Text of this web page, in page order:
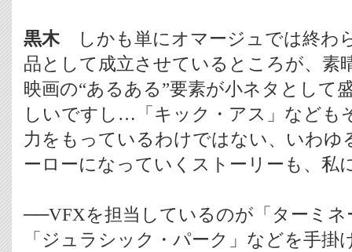
黒木しかも単にオマージュでは終わ
品として成立させているところが、素
映画の“あるある”要素が小ネタとして
しいですし…「キック・アス」なども
力をもっているわけではない、いわゆ
ーローになっていくストーリーも
──VFXを担当しているのが「ターミネ
「ジュラシック・パーク」などを手掛